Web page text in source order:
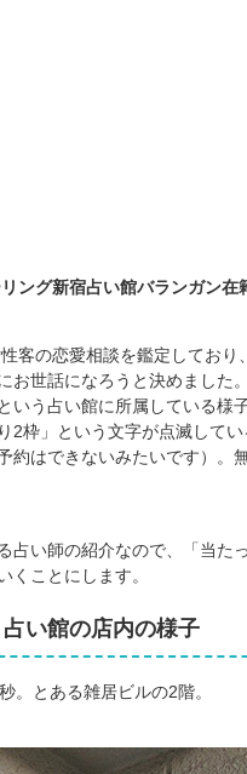
ング新宿占い館バランガン在
客の恋愛相談を鑑定してお
お世話になろうと決めました
いう占い館に所属している様
2枠」という文字が点滅して
約はできないみたいです）。
占い師の紹介なので、「当た
くことにします。
い館の店内の様子
秒。とある雑居ビルの2階。